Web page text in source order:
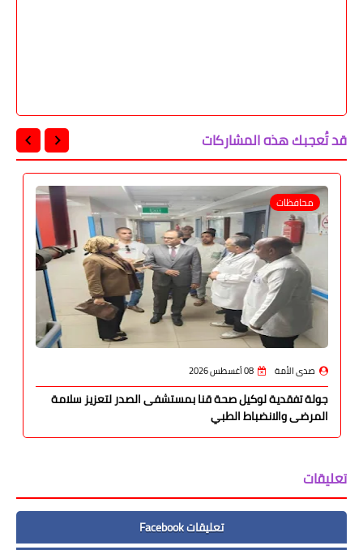
قد تُعجبك هذه المشاركات
محافظات
صدى الأمة 08 أغسطس 2026
جولة تفقدية لوكيل صحة قنا بمستشفى الصدر لتعزيز سلامة
المرضى والانضباط الطبي
تعليقات
تعليقات Facebook